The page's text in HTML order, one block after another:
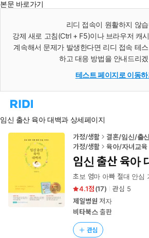
본문 바로가기
리디 접속이 원활하지 않
강제 새로 고침(Ctrl + F5)이나 브라우저 캐
계속해서 문제가 발생한다면 리디 접속 테
하고 대응 방법을 안내드리
테스트 페이지로 이동
리
홈
로
임신 출산 육아 대백과 상세페이지
가정/생활
결혼/임신/출
가정/생활
육아/자녀교육
임신 출산 육아
초보 엄마 아빠 절대 안심
4.1
(17) 관심 5
제일병원 저자
비타북스출판
관심